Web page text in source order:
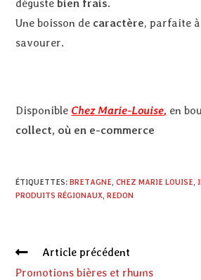
déguste bien frais.
Une boisson de caractère, parfaite
savourer.
Disponible Chez Marie-Louise, en
collect, où en e-commerce
ÉTIQUETTES:BRETAGNE, CHEZ MARIE LOUISE,
PRODUITS RÉGIONAUX, REDON
Article précédent
Promotions bières et rhums